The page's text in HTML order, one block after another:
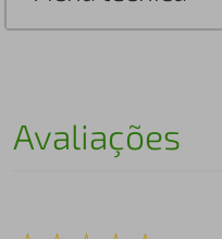
Avaliações